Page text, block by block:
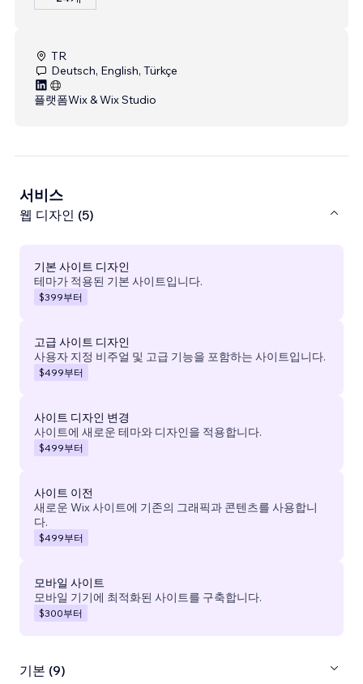
TR
Deutsch, English, Türkçe
플랫폼Wix & Wix Studio
서비스
웹 디자인 (5)
기본 사이트 디자인
테마가 적용된 기본 사이트입니다.
$399부터
고급 사이트 디자인
사용자 지정 비주얼 및 고급 기능을 포함하는 사이트입니다.
$499부터
사이트 디자인 변경
사이트에 새로운 테마와 디자인을 적용합니다.
$499부터
사이트 이전
새로운 Wix 사이트에 기존의 그래픽과 콘텐츠를 사용합니
다.
$499부터
모바일 사이트
모바일 기기에 최적화된 사이트를 구축합니다.
$300부터
기본 (9)